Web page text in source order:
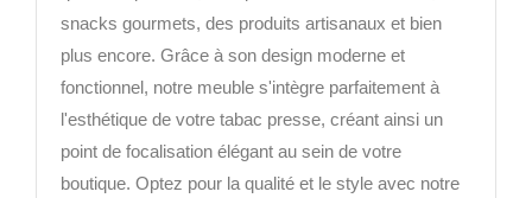
snacks gourmets, des produits artisanaux et bien
plus encore. Grâce à son design moderne et
fonctionnel, notre meuble s'intègre parfaitement à
l'esthétique de votre tabac presse, créant ainsi un
point de focalisation élégant au sein de votre
boutique. Optez pour la qualité et le style avec notre